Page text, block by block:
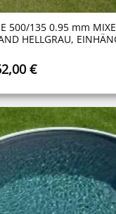
500/135 0.95 mm
HELLGRAU,
€
€Aktueller
ist:
1.062,00 €.